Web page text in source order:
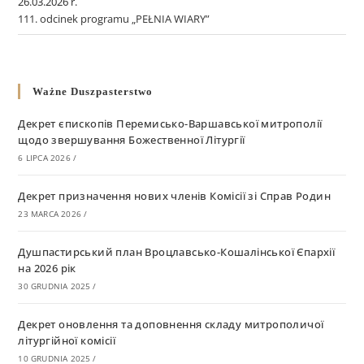
111. odcinek programu „PEŁNIA WIARY”
Ważne Duszpasterstwo
Декрет єпископів Перемисько-Варшавської митрополії
щодо звершування Божественної Літургії
6 LIPCA 2026 /
Декрет призначення нових членів Комісії зі Справ Родин
23 MARCA 2026 /
Душпастирський план Вроцлавсько-Кошалінської Єпархії
на 2026 рік
30 GRUDNIA 2025 /
Декрет оновлення та доповнення складу митрополичої
літургійної комісії
10 GRUDNIA 2025 /